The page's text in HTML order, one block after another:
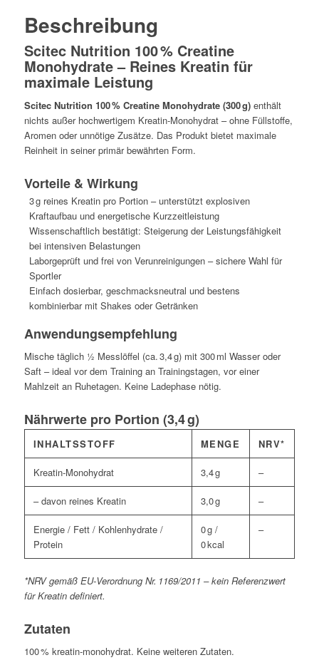
Beschreibung
Scitec Nutrition 100 % Creatine
Monohydrate – Reines Kreatin für
maximale Leistung
Scitec Nutrition 100 % Creatine Monohydrate (300 g)enthält
nichts außer hochwertigem Kreatin-Monohydrat – ohne Füllstoffe,
Aromen oder unnötige Zusätze. Das Produkt bietet maximale
Reinheit in seiner primär bewährten Form.
Vorteile & Wirkung
3 g reines Kreatin pro Portion – unterstützt explosiven
Kraftaufbau und energetische Kurzzeitleistung
Wissenschaftlich bestätigt: Steigerung der Leistungsfähigkeit
bei intensiven Belastungen
Laborgeprüft und frei von Verunreinigungen – sichere Wahl für
Sportler
Einfach dosierbar, geschmacksneutral und bestens
kombinierbar mit Shakes oder Getränken
Anwendungsempfehlung
Mische täglich ½ Messlöffel (ca. 3,4 g) mit 300 ml Wasser oder
Saft – ideal vor dem Training an Trainingstagen, vor einer
Mahlzeit an Ruhetagen. Keine Ladephase nötig.
Nährwerte pro Portion (3,4 g)
INHALTSSTOFF MENGE NRV*
Kreatin‑Monohydrat 3,4 g –
– davon reines Kreatin 3,0 g –
Energie / Fett / Kohlenhydrate /
Protein
0 g /
0 kcal
–
*NRV gemäß EU‑Verordnung Nr. 1169/2011 – kein Referenzwert
für Kreatin definiert.
Zutaten
100 % kreatin‑monohydrat. Keine weiteren Zutaten.